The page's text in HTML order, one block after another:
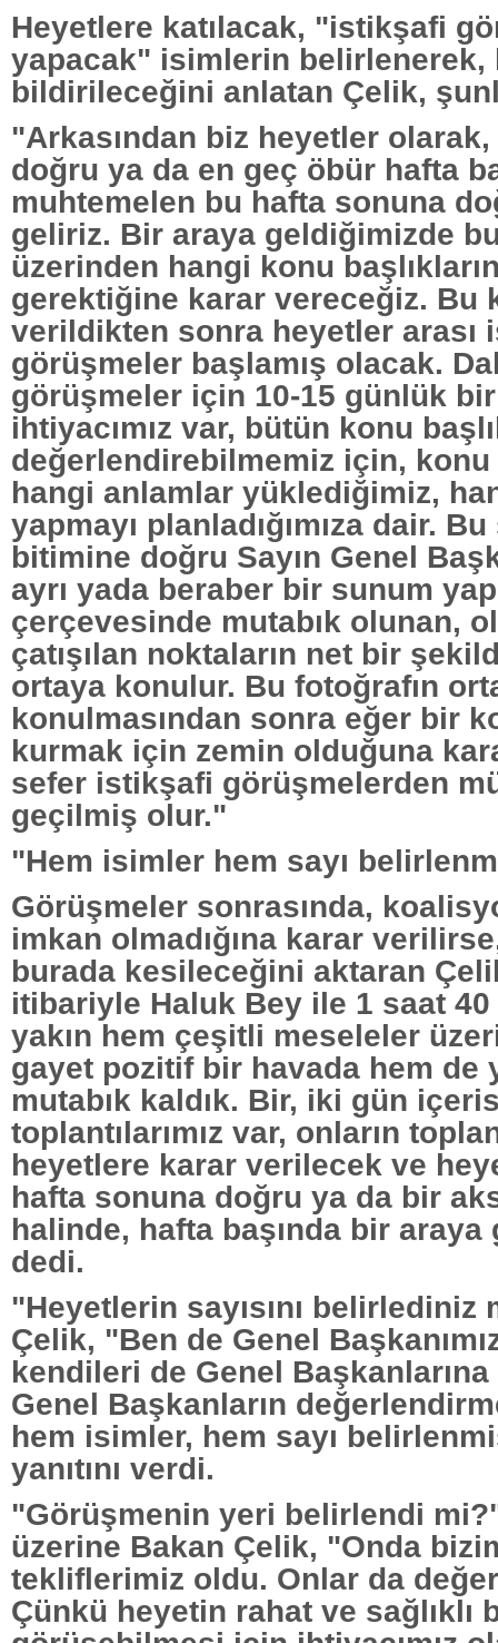
Heyetlere katılacak, "istikşafi
yapacak" isimlerin belirlenerek,
bildirileceğini anlatan Çelik,
"Arkasından biz heyetler
doğru ya da en geç öbür hafta
muhtemelen bu hafta sonuna
geliriz. Bir araya geldiğimizde
üzerinden hangi konu
gerektiğine karar vereceğiz. Bu
verildikten sonra heyetler arası
görüşmeler başlamış olacak.
görüşmeler için 10-15 günlük
ihtiyacımız var, bütün konu
değerlendirebilmemiz için, konu
hangi anlamlar yüklediğimiz,
yapmayı planladığımıza dair.
bitimine doğru Sayın Genel
ayrı yada beraber bir sunum
çerçevesinde mutabık olunan,
çatışılan noktaların net bir
ortaya konulur. Bu fotoğrafın
konulmasından sonra eğer bir
kurmak için zemin olduğuna
sefer istikşafi görüşmelerden
geçilmiş olur."
"Hem isimler hem sayı
Görüşmeler sonrasında,
imkan olmadığına karar
burada kesileceğini aktaran
itibariyle Haluk Bey ile 1 saat
yakın hem çeşitli meseleler
gayet pozitif bir havada hem de
mutabık kaldık. Bir, iki gün
toplantılarımız var, onların
heyetlere karar verilecek ve
hafta sonuna doğru ya da bir
halinde, hafta başında bir
dedi.
"Heyetlerin sayısını
Çelik, "Ben de Genel
kendileri de Genel
Genel Başkanların
hem isimler, hem sayı
yanıtını verdi.
"Görüşmenin yeri belirlendi
üzerine Bakan Çelik, "Onda
tekliflerimiz oldu. Onlar da
Çünkü heyetin rahat ve sağlıklı